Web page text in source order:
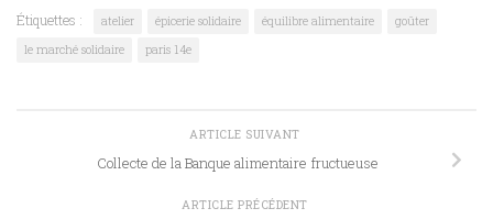
Étiquettes : atelier épicerie solidaire équilibre alimentaire
goûter
le marché solidaire
paris 14e
ARTICLE SUIVANT
Collecte de la Banque alimentaire fructueuse
ARTICLE PRÉCÉDENT